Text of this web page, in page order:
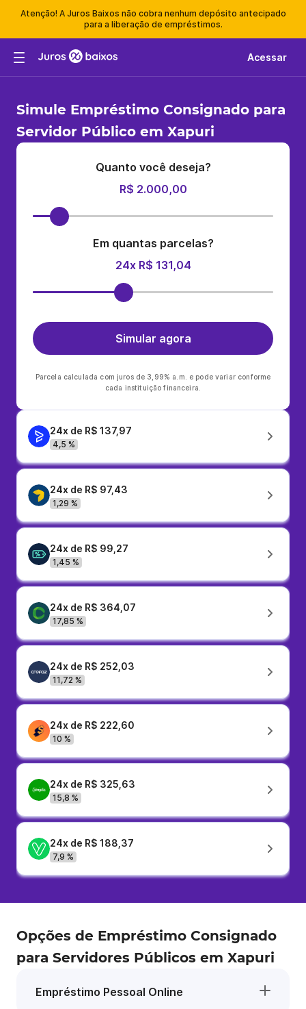
Atenção! A Juros Baixos não cobra nenhum depósito antecipado
para a liberação de empréstimos.
Acessar
Simule Empréstimo Consignado para
Servidor Público em Xapuri
Quanto você deseja?
R$ 2.000,00
Em quantas parcelas?
24x R$ 131,04
Simular agora
Parcela calculada com juros de 3,99% a.m. e pode variar conforme
cada instituição financeira.
24x de R$ 137,97
4,5 %
24x de R$ 97,43
1,29 %
24x de R$ 99,27
1,45 %
24x de R$ 364,07
17,85 %
24x de R$ 252,03
11,72 %
24x de R$ 222,60
10 %
24x de R$ 325,63
15,8 %
24x de R$ 188,37
7,9 %
Opções de Empréstimo Consignado
para Servidores Públicos em Xapuri
Empréstimo Pessoal Online